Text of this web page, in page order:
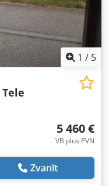
1 / 5
Tele
5 460 €
VB plus PVN
Zvanīt